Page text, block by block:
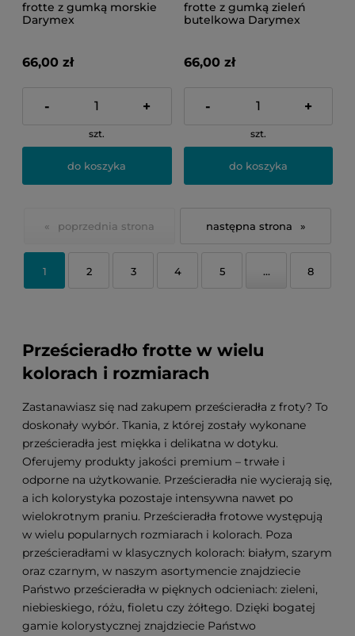
frotte z gumką morskie
Darymex
66,00 zł
- +
szt.
do koszyka
frotte z gumką zieleń
butelkowa Darymex
66,00 zł
- +
szt.
do koszyka
«
1 2 3 4 5 ... 8
»
Prześcieradło frotte w wielu
kolorach i rozmiarach
Zastanawiasz się nad zakupem prześcieradła z froty? To
doskonały wybór. Tkania, z której zostały wykonane
prześcieradła jest miękka i delikatna w dotyku.
Oferujemy produkty jakości premium – trwałe i
odporne na użytkowanie. Prześcieradła nie wycierają się,
a ich kolorystyka pozostaje intensywna nawet po
wielokrotnym praniu. Prześcieradła frotowe występują
w wielu popularnych rozmiarach i kolorach. Poza
prześcieradłami w klasycznych kolorach: białym, szarym
oraz czarnym, w naszym asortymencie znajdziecie
Państwo prześcieradła w pięknych odcieniach: zieleni,
niebieskiego, różu, fioletu czy żółtego. Dzięki bogatej
gamie kolorystycznej znajdziecie Państwo